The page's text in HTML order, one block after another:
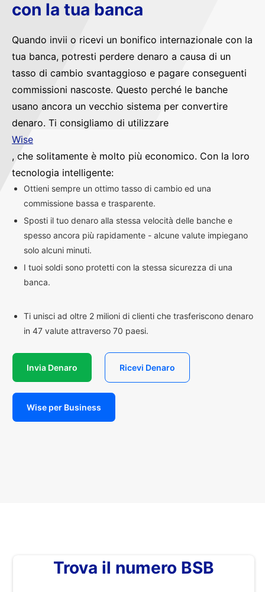
con la tua banca
Quando invii o ricevi un bonifico internazionale con la
tua banca, potresti perdere denaro a causa di un
tasso di cambio svantaggioso e pagare conseguenti
commissioni nascoste. Questo perché le banche
usano ancora un vecchio sistema per convertire
denaro. Ti consigliamo di utilizzare
Wise
, che solitamente è molto più economico. Con la loro
tecnologia intelligente:
Ottieni sempre un ottimo tasso di cambio ed una
commissione bassa e trasparente.
Sposti il tuo denaro alla stessa velocità delle banche e
spesso ancora più rapidamente - alcune valute impiegano
solo alcuni minuti.
I tuoi soldi sono protetti con la stessa sicurezza di una
banca.
Ti unisci ad oltre 2 milioni di clienti che trasferiscono denaro
in 47 valute attraverso 70 paesi.
Invia Denaro Ricevi Denaro
Wise per Business
Trova il numero BSB